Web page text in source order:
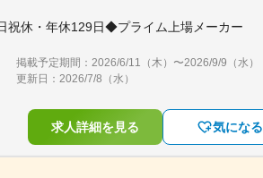
祝休・年休129日◆プライム上場メーカー
掲載予定期間： 2026/6/11（木） 〜2026/9/9（水）
更新日： 2026/7/8（水）
求人詳細を見る 気になる